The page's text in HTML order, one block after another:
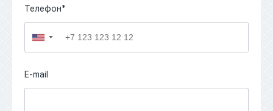
Телефон*
▼
E-mail